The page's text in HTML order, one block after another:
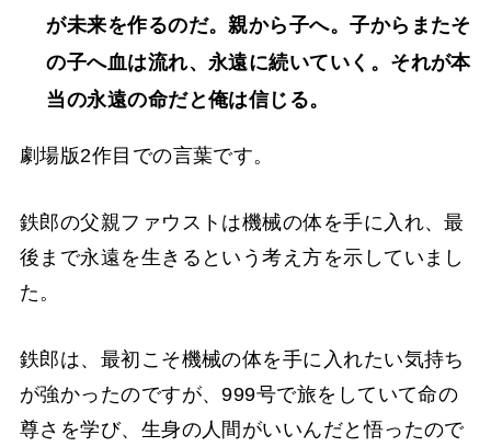
が未来を作るのだ。親から子へ。子からまたそ
の子へ血は流れ、永遠に続いていく。それが本
当の永遠の命だと俺は信じる。
劇場版2作目での言葉です。
鉄郎の父親ファウストは機械の体を手に入れ、最
後まで永遠を生きるという考え方を示していまし
た。
鉄郎は、最初こそ機械の体を手に入れたい気持ち
が強かったのですが、999号で旅をしていて命の
尊さを学び、生身の人間がいいんだと悟ったので